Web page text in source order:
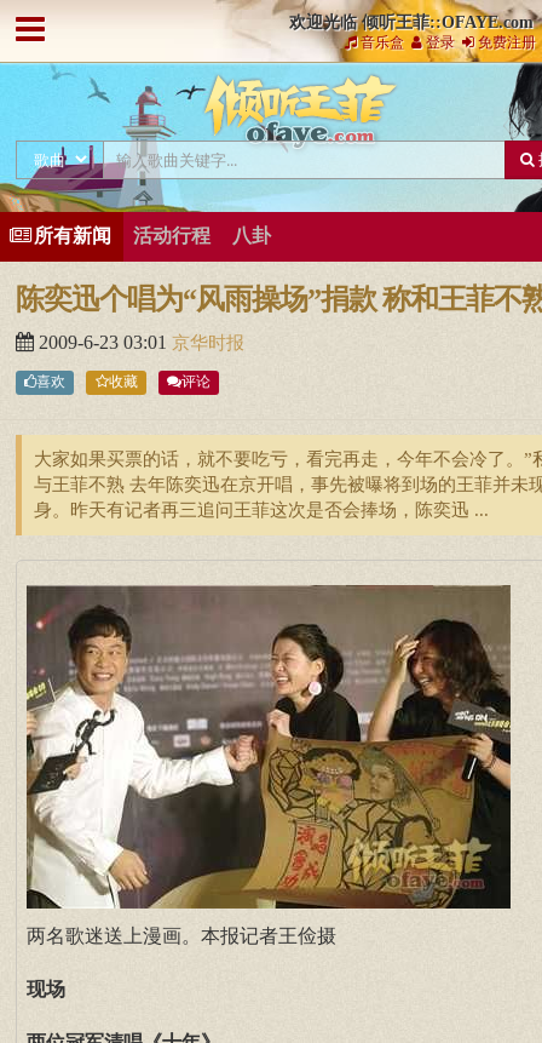
欢迎光临 倾听王菲::OFAYE.com
音乐盒 登录 免费注册
所有新闻 活动行程 八卦
陈奕迅个唱为“风雨操场”捐款 称和王菲不
2009-6-23 03:01 京华时报
喜欢 收藏 评论
大家如果买票的话，就不要吃亏，看完再走，今年不会冷了。”
与王菲不熟 去年陈奕迅在京开唱，事先被曝将到场的王菲并未
身。昨天有记者再三追问王菲这次是否会捧场，陈奕迅 ...
两名歌迷送上漫画。本报记者王俭摄
现场